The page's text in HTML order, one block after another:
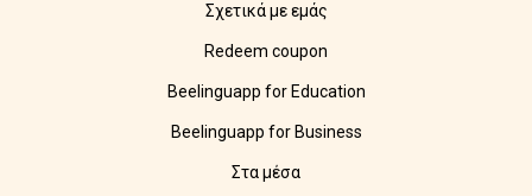
Σχετικά με εμάς
Redeem coupon
Beelinguapp for Education
Beelinguapp for Business
Στα μέσα